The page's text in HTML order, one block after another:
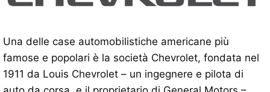
Una delle case automobilistiche americane più
famose e popolari è la società Chevrolet, fondata nel
1911 da Louis Chevrolet – un ingegnere e pilota di